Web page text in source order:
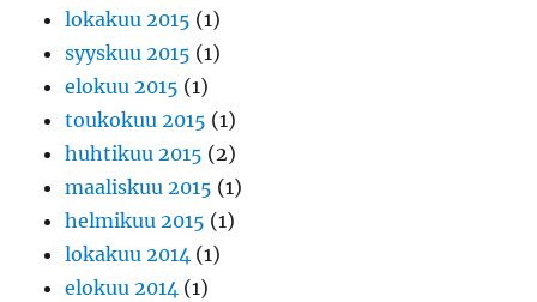
lokakuu 2015 (1)
syyskuu 2015 (1)
elokuu 2015 (1)
toukokuu 2015 (1)
huhtikuu 2015 (2)
maaliskuu 2015 (1)
helmikuu 2015 (1)
lokakuu 2014 (1)
elokuu 2014 (1)